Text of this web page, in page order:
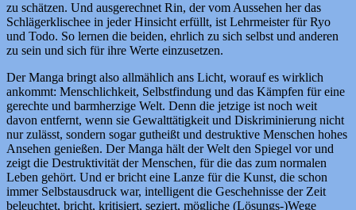
zu schätzen. Und ausgerechnet Rin, der vom Aussehen her das
Schlägerklischee in jeder Hinsicht erfüllt, ist Lehrmeister für Ryo
und Todo. So lernen die beiden, ehrlich zu sich selbst und anderen
zu sein und sich für ihre Werte einzusetzen.
Der Manga bringt also allmählich ans Licht, worauf es wirklich
ankommt: Menschlichkeit, Selbstfindung und das Kämpfen für eine
gerechte und barmherzige Welt. Denn die jetzige ist noch weit
davon entfernt, wenn sie Gewalttätigkeit und Diskriminierung nicht
nur zulässt, sondern sogar gutheißt und destruktive Menschen hohes
Ansehen genießen. Der Manga hält der Welt den Spiegel vor und
zeigt die Destruktivität der Menschen, für die das zum normalen
Leben gehört. Und er bricht eine Lanze für die Kunst, die schon
immer Selbstausdruck war, intelligent die Geschehnisse der Zeit
beleuchtet, bricht, kritisiert, seziert, mögliche (Lösungs-)Wege